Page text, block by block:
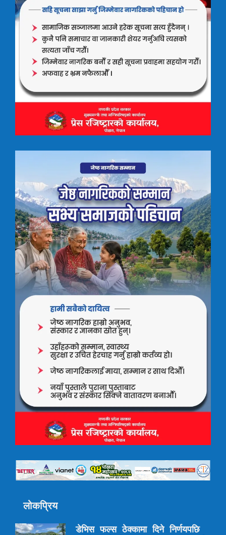
लोकप्रिय
डेभिस फल्स ठेक्कामा दिने निर्णयपछि